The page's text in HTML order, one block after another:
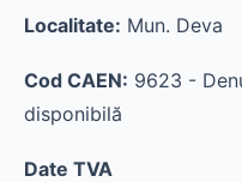
Localitate: Mun. Deva
Cod CAEN: 9623 -
disponibilă
Date TVA